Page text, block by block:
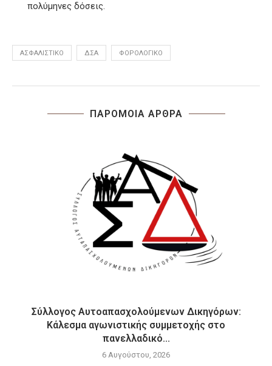
πολύμηνες δόσεις.
ΑΣΦΑΛΙΣΤΙΚΌ ΔΣΑ ΦΟΡΟΛΟΓΙΚΌ
ΠΑΡΟΜΟΙΑ ΑΡΘΡΑ
Σύλλογος Αυτοαπασχολούμενων Δικηγόρων:
Κάλεσμα αγωνιστικής συμμετοχής στο
πανελλαδικό...
6 Αυγούστου, 2026